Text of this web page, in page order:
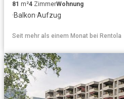
81 m²4 ZimmerWohnung
·Balkon·Aufzug
Seit mehr als einem Monat bei Rentola